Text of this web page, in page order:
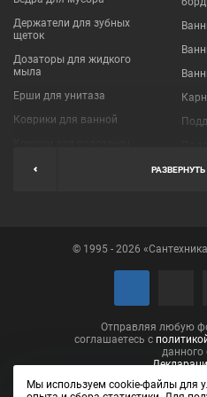
Держатели для зубных
щеток
Дозаторы для жидкого
мыла
Ерши для унитаза
Коврики для ванной
Мыльницы
Полотенцедержатели
Сушилки для белья
© 1995 - 2026
Отправляя любую
соглашаетесь с
данного
Мы используем cookie-файлы для